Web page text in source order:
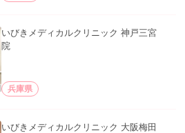
いびきメディカルクリニック 神戸三宮
院
兵庫県
いびきメディカルクリニック 大阪梅田